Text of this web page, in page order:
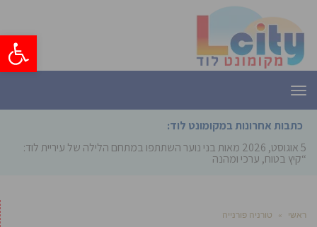
פתח
תפריט
כתבות אחרונות במקומונט לוד:
5 אוגוסט, 2026
מאות בני נוער השתתפו במתחם הלילה של עיריית לוד:
“קיץ בטוח, ערכי ומהנה”
ראשי » טורניה פורנייה